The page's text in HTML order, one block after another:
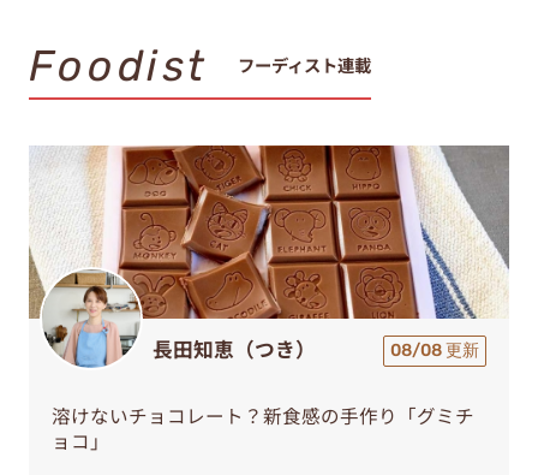
Foodist フーディスト連載
長田知恵（つき） 08/08 更新
溶けないチョコレート？新食感の手作り「グミチ
ョコ」